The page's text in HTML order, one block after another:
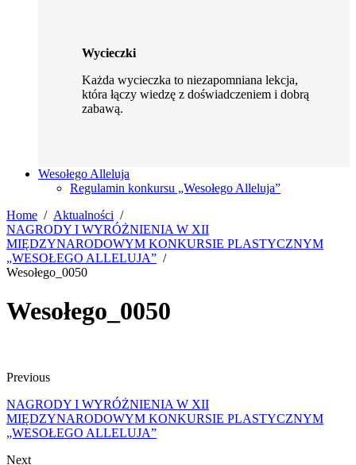
Wycieczki
Każda wycieczka to niezapomniana lekcja,
która łączy wiedzę z doświadczeniem i dobrą
zabawą.
Wesołego Alleluja
Regulamin konkursu „Wesołego Alleluja”
Home
Aktualności
NAGRODY I WYRÓŻNIENIA W XII
MIĘDZYNARODOWYM KONKURSIE PLASTYCZNYM
„WESOŁEGO ALLELUJA”
Wesołego_0050
Wesołego_0050
Previous
NAGRODY I WYRÓŻNIENIA W XII
MIĘDZYNARODOWYM KONKURSIE PLASTYCZNYM
„WESOŁEGO ALLELUJA”
Next